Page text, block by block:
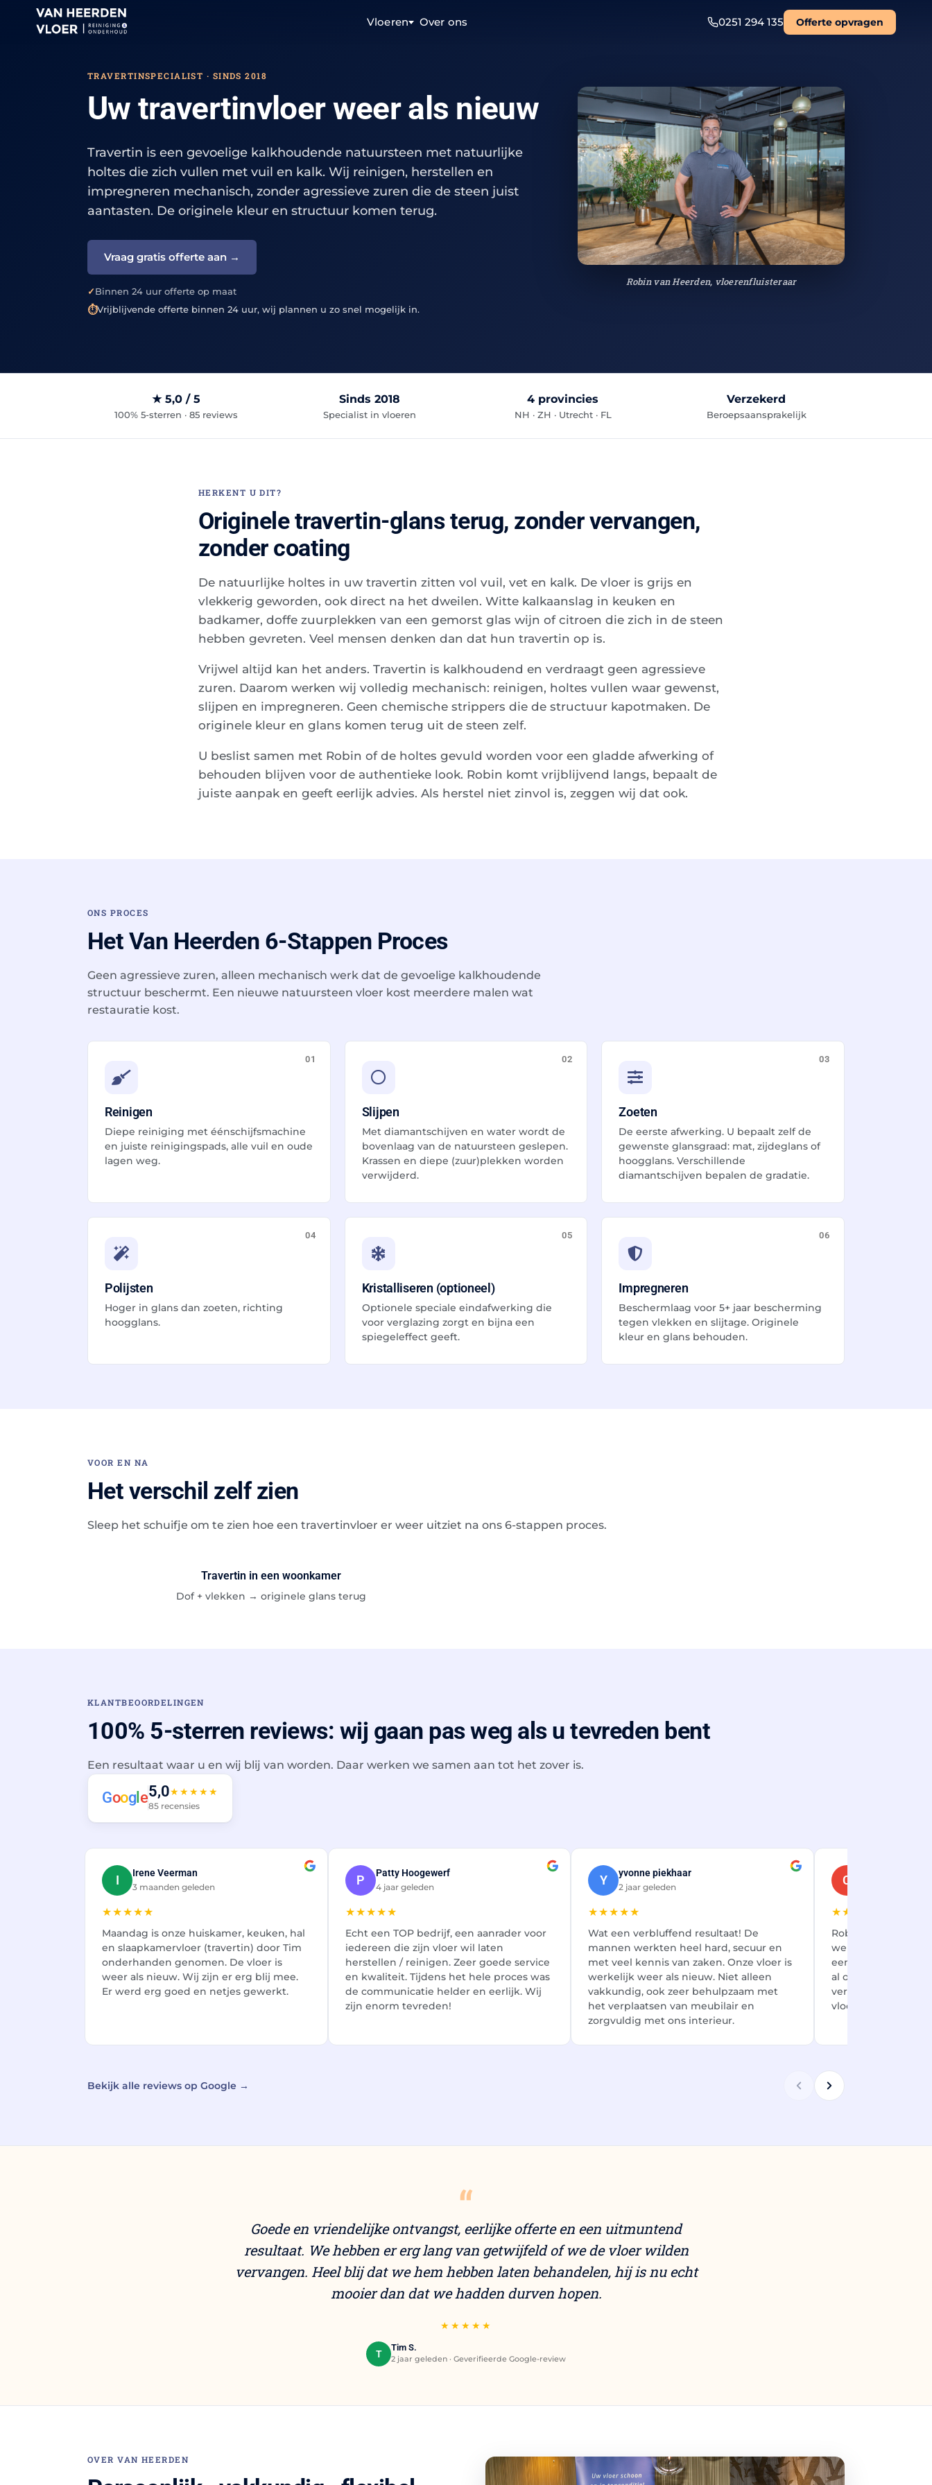
Vloeren Over ons 0251 294 135 Offerte opvragen
TRAVERTINSPECIALIST · SINDS 2018
Uw travertinvloer weer als nieuw
Travertin is een gevoelige kalkhoudende natuursteen met natuurlijke
holtes die zich vullen met vuil en kalk. Wij reinigen, herstellen en
impregneren mechanisch, zonder agressieve zuren die de steen juist
aantasten. De originele kleur en structuur komen terug.
Vraag gratis offerte aan →
Binnen 24 uur offerte op maat
Vrijblijvende offerte binnen 24 uur, wij plannen u zo snel mogelijk in.
Robin van Heerden, vloerenfluisteraar
★ 5,0 / 5
100% 5-sterren · 85 reviews
Sinds 2018
Specialist in vloeren
4 provincies
NH · ZH · Utrecht · FL
Verzekerd
Beroepsaansprakelijk
HERKENT U DIT?
Originele travertin-glans terug, zonder vervangen,
zonder coating
De natuurlijke holtes in uw travertin zitten vol vuil, vet en kalk. De vloer is grijs en
vlekkerig geworden, ook direct na het dweilen. Witte kalkaanslag in keuken en
badkamer, doffe zuurplekken van een gemorst glas wijn of citroen die zich in de steen
hebben gevreten. Veel mensen denken dan dat hun travertin op is.
Vrijwel altijd kan het anders. Travertin is kalkhoudend en verdraagt geen agressieve
zuren. Daarom werken wij volledig mechanisch: reinigen, holtes vullen waar gewenst,
slijpen en impregneren. Geen chemische strippers die de structuur kapotmaken. De
originele kleur en glans komen terug uit de steen zelf.
U beslist samen met Robin of de holtes gevuld worden voor een gladde afwerking of
behouden blijven voor de authentieke look. Robin komt vrijblijvend langs, bepaalt de
juiste aanpak en geeft eerlijk advies. Als herstel niet zinvol is, zeggen wij dat ook.
ONS PROCES
Het Van Heerden 6-Stappen Proces
Geen agressieve zuren, alleen mechanisch werk dat de gevoelige kalkhoudende
structuur beschermt. Een nieuwe natuursteen vloer kost meerdere malen wat
restauratie kost.
01
Reinigen
Diepe reiniging met éénschijfsmachine
en juiste reinigingspads, alle vuil en oude
lagen weg.
02
Slijpen
Met diamantschijven en water wordt de
bovenlaag van de natuursteen geslepen.
Krassen en diepe (zuur)plekken worden
verwijderd.
03
Zoeten
De eerste afwerking. U bepaalt zelf de
gewenste glansgraad: mat, zijdeglans of
hoogglans. Verschillende
diamantschijven bepalen de gradatie.
04
Polijsten
Hoger in glans dan zoeten, richting
hoogglans.
05
Kristalliseren (optioneel)
Optionele speciale eindafwerking die
voor verglazing zorgt en bijna een
spiegeleffect geeft.
06
Impregneren
Beschermlaag voor 5+ jaar bescherming
tegen vlekken en slijtage. Originele
kleur en glans behouden.
VOOR EN NA
Het verschil zelf zien
Sleep het schuifje om te zien hoe een travertinvloer er weer uitziet na ons 6-stappen proces.
Travertin in een woonkamer
Dof + vlekken → originele glans terug
KLANTBEOORDELINGEN
100% 5-sterren reviews: wij gaan pas weg als u tevreden bent
Een resultaat waar u en wij blij van worden. Daar werken we samen aan tot het zover is.
Googl e5,0★★★★★
85 recensies
I Irene Veerman
3 maanden geleden
★★★★★
Maandag is onze huiskamer, keuken, hal
en slaapkamervloer (travertin) door Tim
onderhanden genomen. De vloer is
weer als nieuw. Wij zijn er erg blij mee.
Er werd erg goed en netjes gewerkt.
P Patty Hoogewerf
4 jaar geleden
★★★★★
Echt een TOP bedrijf, een aanrader voor
iedereen die zijn vloer wil laten
herstellen / reinigen. Zeer goede service
en kwaliteit. Tijdens het hele proces was
de communicatie helder en eerlijk. Wij
zijn enorm tevreden!
Y yvonne piekhaar
2 jaar geleden
★★★★★
Wat een verbluffend resultaat! De
mannen werkten heel hard, secuur en
met veel kennis van zaken. Onze vloer is
werkelijk weer als nieuw. Niet alleen
vakkundig, ook zeer behulpzaam met
het verplaatsen van meubilair en
zorgvuldig met ons interieur.
C
★★★★★
Robin en zijn team
werk geleverd.
een eerlijke offerte
al onze
verschil voor en na
vloer ziet eruit als
Bekijk alle reviews op Google →
“
Goede en vriendelijke ontvangst, eerlijke offerte en een uitmuntend
resultaat. We hebben er erg lang van getwijfeld of we de vloer wilden
vervangen. Heel blij dat we hem hebben laten behandelen, hij is nu echt
mooier dan dat we hadden durven hopen.
★★★★★
T
Tim S.
2 jaar geleden · Geverifieerde Google-review
OVER VAN HEERDEN